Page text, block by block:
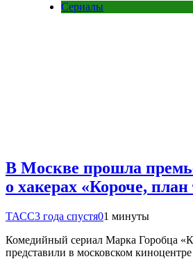
Сериалы
В Москве прошла
о хакерах «Короче, план
ТАСС3 года спустя01 минуты
Комедийный сериал Марка Горобца
представили в московском